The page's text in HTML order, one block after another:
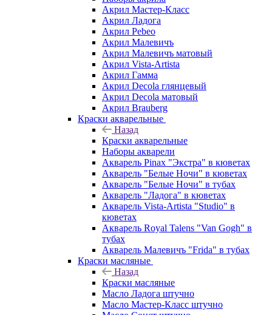
Акрил Мастер-Класс
Акрил Ладога
Акрил Pebeo
Акрил Малевичъ
Акрил Малевичъ матовый
Акрил Vista-Artista
Акрил Гамма
Акрил Decola глянцевый
Акрил Decola матовый
Акрил Brauberg
Краски акварельные
Назад
Краски акварельные
Наборы акварели
Акварель Pinax "Экстра" в кюветах
Акварель "Белые Ночи" в кюветах
Акварель "Белые Ночи" в тубах
Акварель "Ладога" в кюветах
Акварель Vista-Artista "Studio" в
кюветах
Акварель Royal Talens "Van Gogh" в
тубах
Акварель Малевичъ "Frida" в тубах
Краски масляные
Назад
Краски масляные
Масло Ладога штучно
Масло Мастер-Класс штучно